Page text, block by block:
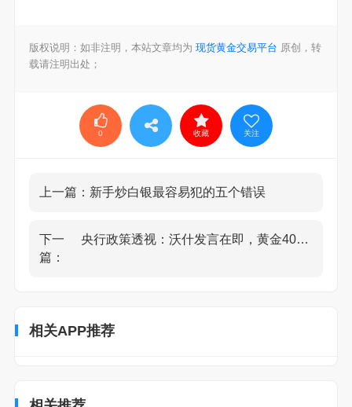
版权说明：如非注明，本站文章均为 现货黄金交易平台 原创，转
载请注明出处；
0 收藏 关注
上一篇： 新手炒白银最容易犯的五个错误
下一
篇：
央行政策透视：沃什发言在即，黄金4000关口风险
相关APP推荐